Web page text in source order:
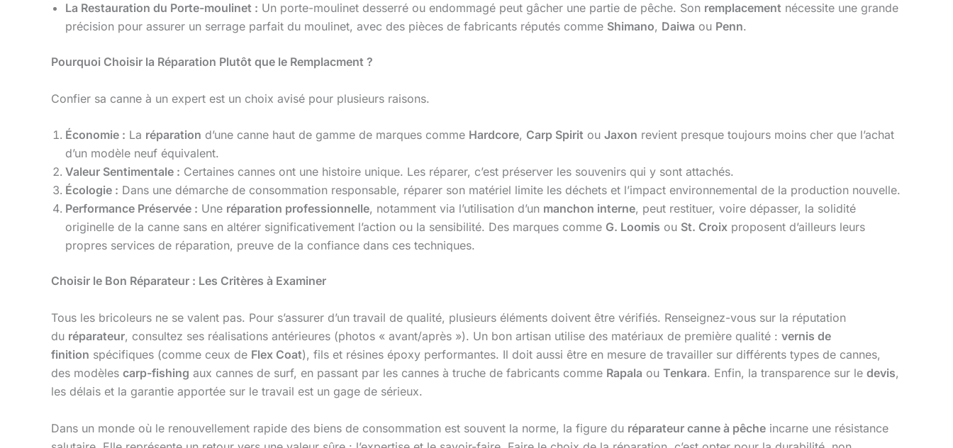
La Restauration du Porte-moulinet : Un porte-moulinet desserré ou endommagé peut gâcher une partie de pêche. Son remplacement nécessite une grande
précision pour assurer un serrage parfait du moulinet, avec des pièces de fabricants réputés comme Shimano, Daiwa ou Penn.
Pourquoi Choisir la Réparation Plutôt que le Remplacment ?
Confier sa canne à un expert est un choix avisé pour plusieurs raisons.
Économie : La réparation d’une canne haut de gamme de marques comme Hardcore, Carp Spirit ou Jaxon revient presque toujours moins cher que l’achat
d’un modèle neuf équivalent.
Valeur Sentimentale : Certaines cannes ont une histoire unique. Les réparer, c’est préserver les souvenirs qui y sont attachés.
Écologie : Dans une démarche de consommation responsable, réparer son matériel limite les déchets et l’impact environnemental de la production nouvelle.
Performance Préservée : Une réparation professionnelle, notamment via l’utilisation d’un manchon interne, peut restituer, voire dépasser, la solidité
originelle de la canne sans en altérer significativement l’action ou la sensibilité. Des marques comme G. Loomis ou St. Croix proposent d’ailleurs leurs
propres services de réparation, preuve de la confiance dans ces techniques.
Choisir le Bon Réparateur : Les Critères à Examiner
Tous les bricoleurs ne se valent pas. Pour s’assurer d’un travail de qualité, plusieurs éléments doivent être vérifiés. Renseignez-vous sur la réputation
du réparateur, consultez ses réalisations antérieures (photos « avant/après »). Un bon artisan utilise des matériaux de première qualité : vernis de
finition spécifiques (comme ceux de Flex Coat), fils et résines époxy performantes. Il doit aussi être en mesure de travailler sur différents types de cannes,
des modèles carp-fishing aux cannes de surf, en passant par les cannes à truche de fabricants comme Rapala ou Tenkara. Enfin, la transparence sur le devis,
les délais et la garantie apportée sur le travail est un gage de sérieux.
Dans un monde où le renouvellement rapide des biens de consommation est souvent la norme, la figure du réparateur canne à pêche incarne une résistance